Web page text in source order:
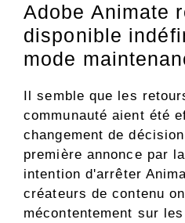
Adobe Animate
disponible
mode
Il semble que les
communauté aient été
changement de
première annonce par
intention d'arrêter
créateurs de contenu
mécontentement sur